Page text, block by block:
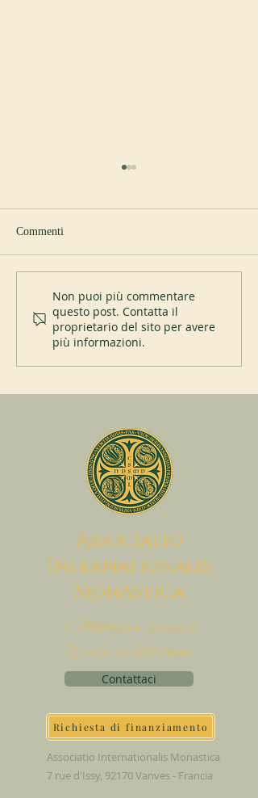
I 200 anni del Mont-des-
Cats
Commenti
Non puoi più commentare
questo post. Contatta il
proprietario del sito per avere
più informazioni.
Associatio
Internationalis
MonAstica
Mettiamo insieme
Cielo sulla terra
Contattaci
Richiesta di finanziamento
Associatio Internationalis Monastica
7 rue d'Issy, 92170 Vanves - Francia